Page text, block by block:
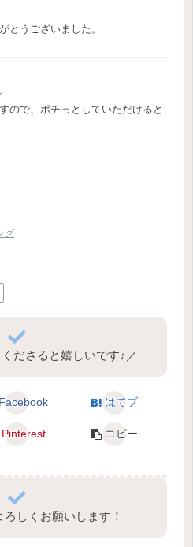
とうございました。
。
ので、ポチっとしていただけると
グ
ださると嬉しいです♪／
Facebook はてブ
Pinterest コピー
しくお願いします！